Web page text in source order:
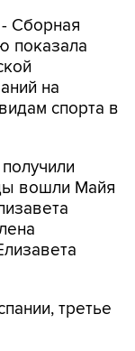
- Сборная
показала
на
спорта в
вошли Майя
третье